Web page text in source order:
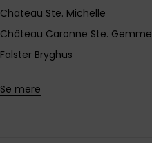
Chateau Ste. Michelle
Château Caronne Ste. Gemme
Falster Bryghus
Se mere